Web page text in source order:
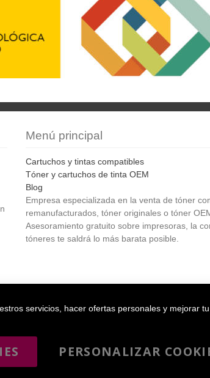
Menú principal
Cartuchos y tintas compatibles
Tóner y cartuchos de tinta OEM
Blog
Empresa especializada en la venta de tóner
remanufacturados, tóner originales o tóner
Asesoramiento gratuito sobre impresoras, la
tóneres te saldrá lo más barata posible.
servicios, hacer ofertas personales y mejorar
PERSONALIZAR